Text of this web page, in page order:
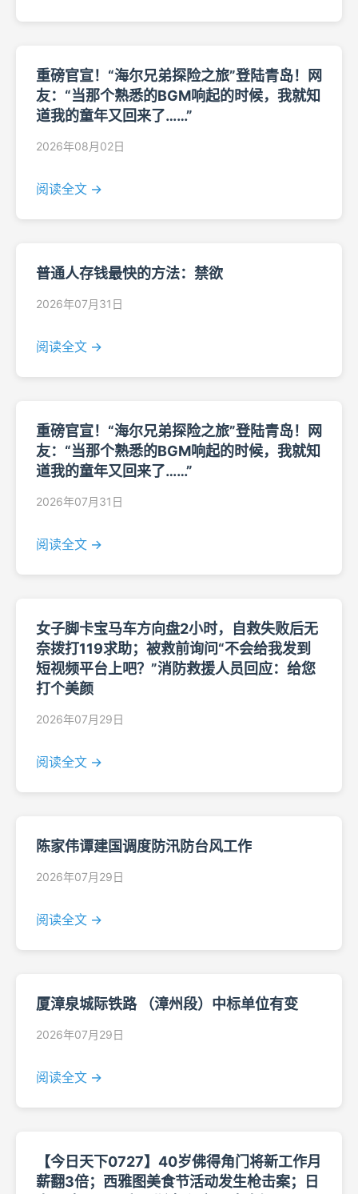
重磅官宣！“海尔兄弟探险之旅”登陆青岛！网
友：“当那个熟悉的BGM响起的时候，我就知
道我的童年又回来了……”
2026年08月02日
阅读全文 →
普通人存钱最快的方法：禁欲
2026年07月31日
阅读全文 →
重磅官宣！“海尔兄弟探险之旅”登陆青岛！网
友：“当那个熟悉的BGM响起的时候，我就知
道我的童年又回来了……”
2026年07月31日
阅读全文 →
女子脚卡宝马车方向盘2小时，自救失败后无
奈拨打119求助；被救前询问“不会给我发到
短视频平台上吧？”消防救援人员回应：给您
打个美颜
2026年07月29日
阅读全文 →
陈家伟谭建国调度防汛防台风工作
2026年07月29日
阅读全文 →
厦漳泉城际铁路 （漳州段）中标单位有变
2026年07月29日
阅读全文 →
【今日天下0727】40岁佛得角门将新工作月
薪翻3倍；西雅图美食节活动发生枪击案；日